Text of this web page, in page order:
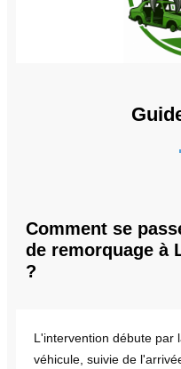
Comment se
de remorquage à
?
L'intervention débute par
véhicule, suivie de